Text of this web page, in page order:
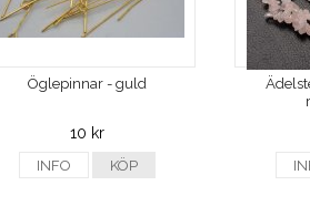
Öglepinnar - guld
10 kr
INFO KÖP